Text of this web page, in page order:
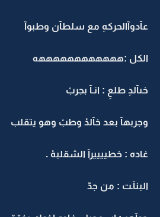
عآدوآالحركهِ مع سلطآن وطبوآ
الكل :ههههههههههههه
خىآلدِ طلعِ : انـآ بجربْ
وجربهآ بعد خآلدْ وطبْ وهو يتقلب
غاده : خطييييرآ الشقلبهْ .
البنآـت : من جدّ